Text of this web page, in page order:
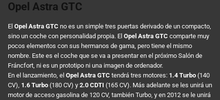
Opel Astra GTC
El Opel Astra GTC no es un simple tres puertas derivado de un compacto,
sino un coche con personalidad propia. El Opel Astra GTC comparte muy
pocos elementos con sus hermanos de gama, pero tiene el mismo
nombre. Este es el coche que se va a presentar en el próximo Salón de
Fráncfort, ni es un prototipo ni una imagen de ordenador.
En el lanzamiento, el Opel Astra GTC tendrá tres motores: 1.4 Turbo (140
CV), 1.6 Turbo (180 CV) y 2.0 CDTI (165 CV). Más adelante se les unirá un
motor de acceso gasolina de 120 CV, también Turbo, y en 2012 se le unirá